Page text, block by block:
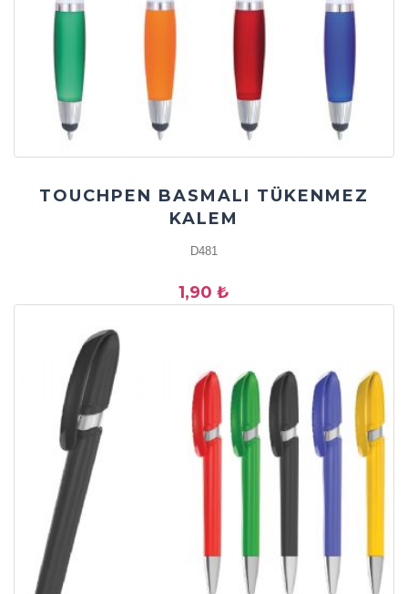
TOUCHPEN BASMALI TÜKENMEZ
KALEM
D481
1,90 ₺